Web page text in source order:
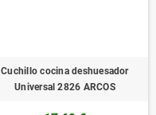
Cuchillo cocina deshuesador
Universal 2826 ARCOS